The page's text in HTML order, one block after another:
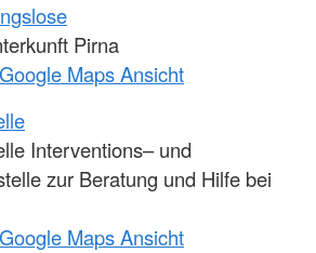
Pirna
Maps Ansicht
Interventions– und
zur Beratung und Hilfe bei
Maps Ansicht